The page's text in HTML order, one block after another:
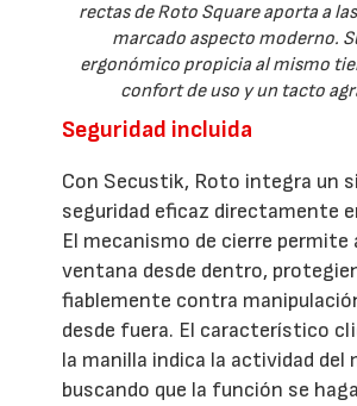
rectas de Roto Square aporta a
marcado aspecto moderno.
ergonómico propicia al mismo
confort de uso y un tacto
Seguridad incluida
Con Secustik, Roto integra un
seguridad eficaz directamente
El mecanismo de cierre permite
ventana desde dentro,
fiablemente contra
desde fuera. El característico
la manilla indica la actividad del
buscando que la función se